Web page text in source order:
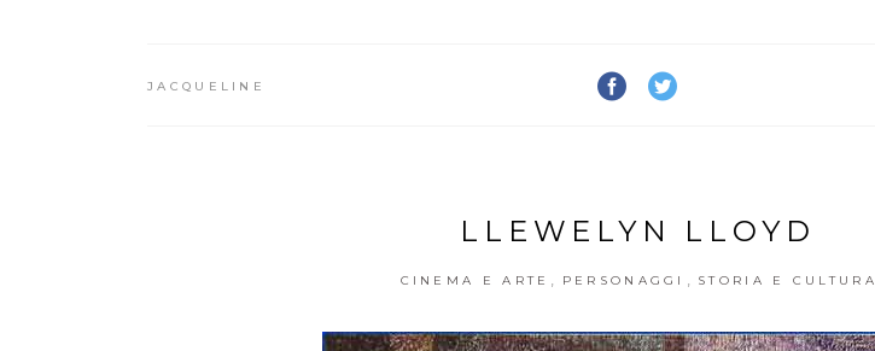
JACQUELINE
LLEWELYN LLOYD
CINEMA E ARTE PERSONAGGI STORIA E CULTURA